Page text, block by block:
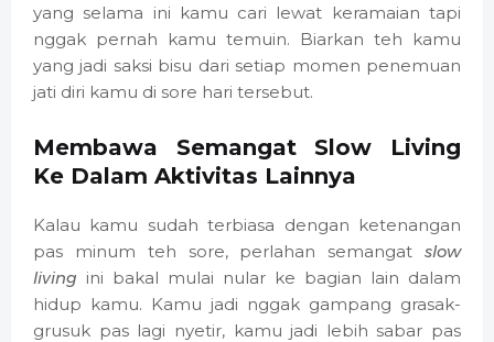
yang selama ini kamu cari lewat keramaian tapi
nggak pernah kamu temuin. Biarkan teh kamu
yang jadi saksi bisu dari setiap momen penemuan
jati diri kamu di sore hari tersebut.
Membawa Semangat Slow Living
Ke Dalam Aktivitas Lainnya
Kalau kamu sudah terbiasa dengan ketenangan
pas minum teh sore, perlahan semangat slow
living ini bakal mulai nular ke bagian lain dalam
hidup kamu. Kamu jadi nggak gampang grasak-
grusuk pas lagi nyetir, kamu jadi lebih sabar pas